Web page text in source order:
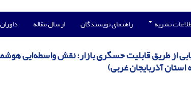
نشریه راهنمای نویسندگان ارسال مقاله داوران
از طریق قابلیت حسگری بازار: نقش واسطه‌ایی
آذربایجان غربی)